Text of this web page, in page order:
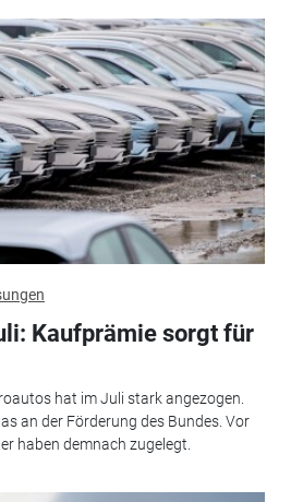
Kaufprämie sorgt für
hat im Juli stark angezogen.
an der Förderung des Bundes. Vor
haben demnach zugelegt.